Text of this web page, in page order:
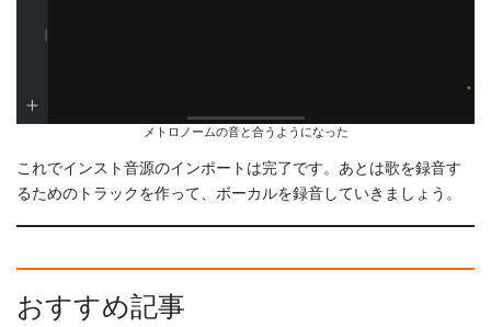
メトロノームの音と合うようになった
これでインスト音源のインポートは完了です。あとは歌を録音す
るためのトラックを作って、ボーカルを録音していきましょう。
おすすめ記事